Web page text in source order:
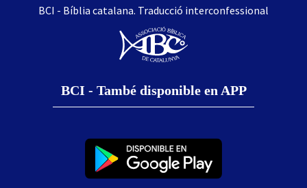
BCI - Bíblia catalana. Traducció interconfessional
BCI - També disponible en APP